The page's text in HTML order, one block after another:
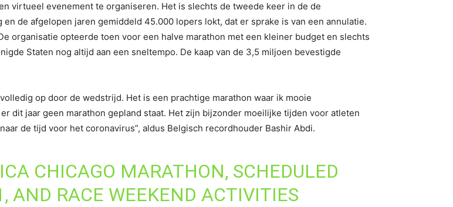
virtueel evenement te organiseren. Het is slechts de tweede keer in de de
de afgelopen jaren gemiddeld 45.000 lopers lokt, dat er sprake is van een annulatie.
organisatie opteerde toen voor een halve marathon met een kleiner budget en slechts
Staten nog altijd aan een sneltempo. De kaap van de 3,5 miljoen bevestigde
op door de wedstrijd. Het is een prachtige marathon waar ik mooie
dit jaar geen marathon gepland staat. Het zijn bijzonder moeilijke tijden voor atleten
de tijd voor het coronavirus”, aldus Belgisch recordhouder Bashir Abdi.
CHICAGO MARATHON, SCHEDULED
AND RACE WEEKEND ACTIVITIES